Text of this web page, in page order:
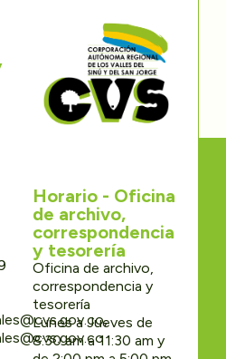
Horario - Oficina
de archivo,
correspondencia
y tesorería
Oficina de archivo,
correspondencia y
tesorería
Lunes a Jueves de
8:30 am a 11:30 am y